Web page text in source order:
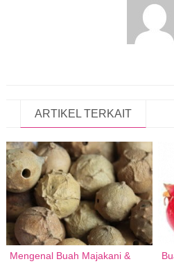
ARTIKEL TERKAIT
Mengenal Buah Majakani &